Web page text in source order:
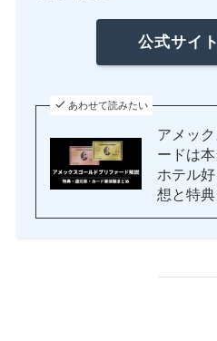
公式サイ
あわせて読みたい
アメッ
ードは
ホテル
想と特典